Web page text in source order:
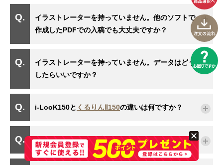
イラストレーターを持っていません。他のソフトで
作成したPDFでの入稿でも大丈夫ですか？
イラストレーターを持っていません。データはどう
したらいいですか？
i-LooK150と くるりんⅡ150の違いは何ですか？
i-LooK150はどんな時に選ばれるのですか？